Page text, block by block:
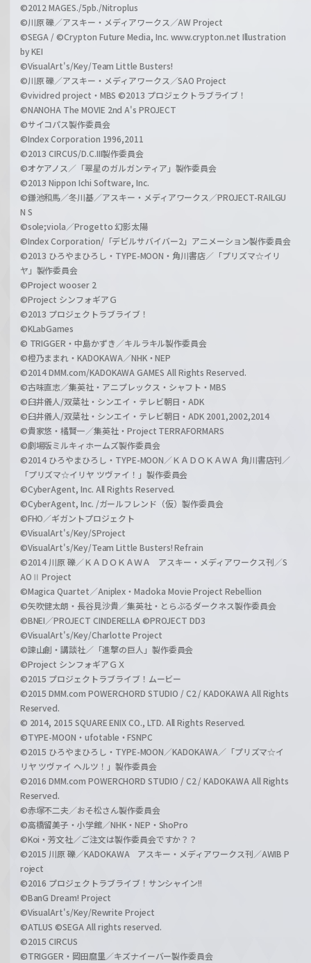
©2012 MAGES./5pb./Nitroplus
©川原 礫／アスキー・メディアワークス／AW Project
©SEGA / ©Crypton Future Media, Inc. www.crypton.net Illustration
by KEI
©VisualArt's/Key/Team Little Busters!
©川原 礫／アスキー・メディアワークス／SAO Project
©vividred project・MBS ©2013 プロジェクトラブライブ！
©NANOHA The MOVIE 2nd A's PROJECT
©サイコパス製作委員会
©Index Corporation 1996,2011
©2013 CIRCUS/D.C.III製作委員会
©オケアノス／「翠星のガルガンティア」製作委員会
©2013 Nippon Ichi Software, Inc.
©鎌池和馬／冬川基／アスキー・メディアワークス／PROJECT-RAILGU
N S
©sole;viola／Progetto 幻影太陽
©Index Corporation/「デビルサバイバー2」アニメーション製作委員会
©2013 ひろやまひろし・TYPE-MOON・角川書店／「プリズマ☆イリ
ヤ」製作委員会
©Project wooser 2
©Project シンフォギアＧ
©2013 プロジェクトラブライブ！
©KLabGames
© TRIGGER・中島かずき／キルラキル製作委員会
©橙乃ままれ・KADOKAWA／NHK・NEP
©2014 DMM.com/KADOKAWA GAMES All Rights Reserved.
©古味直志／集英社・アニプレックス・シャフト・MBS
©臼井儀人/双葉社・シンエイ・テレビ朝日・ADK
©臼井儀人/双葉社・シンエイ・テレビ朝日・ADK 2001,2002,2014
©貴家悠・橘賢一／集英社・Project TERRAFORMARS
©劇場版ミルキィホームズ製作委員会
©2014 ひろやまひろし・TYPE-MOON／ＫＡＤＯＫＡＷＡ 角川書店刊／
「プリズマ☆イリヤ ツヴァイ！」製作委員会
©CyberAgent, Inc. All Rights Reserved.
©CyberAgent, Inc. /ガールフレンド（仮）製作委員会
©FHO／ギガントプロジェクト
©VisualArt's/Key/SProject
©VisualArt's/Key/Team Little Busters! Refrain
©2014 川原 礫／ＫＡＤＯＫＡＷＡ アスキー・メディアワークス刊／S
AOⅡ Project
©Magica Quartet／Aniplex・Madoka Movie Project Rebellion
©矢吹健太朗・長谷見沙貴／集英社・とらぶるダークネス製作委員会
©BNEI／PROJECT CINDERELLA ©PROJECT DD3
©VisualArt's/Key/Charlotte Project
©諫山創・講談社／「進撃の巨人」製作委員会
©Project シンフォギアＧＸ
©2015 プロジェクトラブライブ！ムービー
©2015 DMM.com POWERCHORD STUDIO / C2 / KADOKAWA All Rights
Reserved.
© 2014, 2015 SQUARE ENIX CO., LTD. All Rights Reserved.
©TYPE-MOON・ufotable・FSNPC
©2015 ひろやまひろし・TYPE-MOON／KADOKAWA／「プリズマ☆イ
リヤ ツヴァイ ヘルツ！」製作委員会
©2016 DMM.com POWERCHORD STUDIO / C2 / KADOKAWA All Rights
Reserved.
©赤塚不二夫／おそ松さん製作委員会
©高橋留美子・小学館／NHK・NEP・ShoPro
©Koi・芳文社／ご注文は製作委員会ですか？？
©2015 川原 礫／KADOKAWA アスキー・メディアワークス刊／AWIB P
roject
©2016 プロジェクトラブライブ！サンシャイン!!
©BanG Dream! Project
©VisualArt's/Key/Rewrite Project
©ATLUS ©SEGA All rights reserved.
©2015 CIRCUS
©TRIGGER・岡田麿里／キズナイーバー製作委員会